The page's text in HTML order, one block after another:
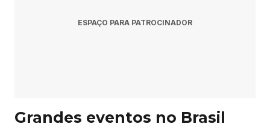
ESPAÇO PARA PATROCINADOR
Grandes eventos no Brasil